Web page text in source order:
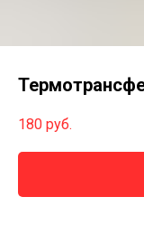
180 руб.